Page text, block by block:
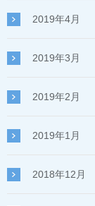
2019年4月
2019年3月
2019年2月
2019年1月
2018年12月